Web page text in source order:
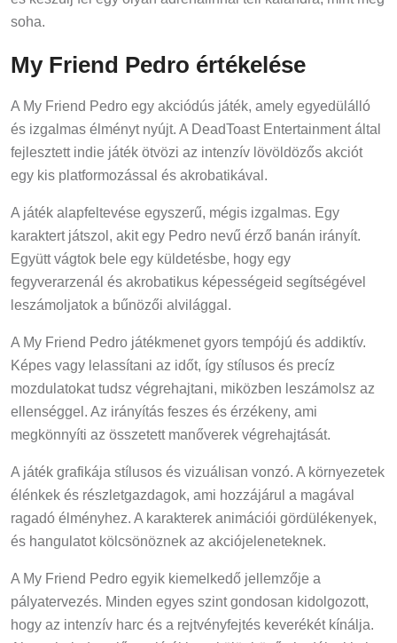
soha.
My Friend Pedro értékelése
A My Friend Pedro egy akciódús játék, amely egyedülálló
és izgalmas élményt nyújt. A DeadToast Entertainment által
fejlesztett indie játék ötvözi az intenzív lövöldözős akciót
egy kis platformozással és akrobatikával.
A játék alapfeltevése egyszerű, mégis izgalmas. Egy
karaktert játszol, akit egy Pedro nevű érző banán irányít.
Együtt vágtok bele egy küldetésbe, hogy egy
fegyverarzenál és akrobatikus képességeid segítségével
leszámoljatok a bűnözői alvilággal.
A My Friend Pedro játékmenet gyors tempójú és addiktív.
Képes vagy lelassítani az időt, így stílusos és precíz
mozdulatokat tudsz végrehajtani, miközben leszámolsz az
ellenséggel. Az irányítás feszes és érzékeny, ami
megkönnyíti az összetett manőverek végrehajtását.
A játék grafikája stílusos és vizuálisan vonzó. A környezetek
élénkek és részletgazdagok, ami hozzájárul a magával
ragadó élményhez. A karakterek animációi gördülékenyek,
és hangulatot kölcsönöznek az akciójeleneteknek.
A My Friend Pedro egyik kiemelkedő jellemzője a
pályatervezés. Minden egyes szint gondosan kidolgozott,
hogy az intenzív harc és a rejtvényfejtés keverékét kínálja.